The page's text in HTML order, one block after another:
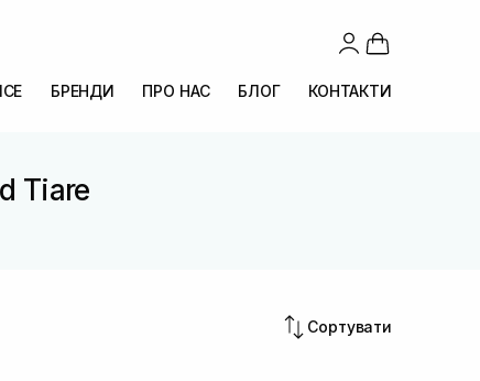
БРЕНДИ ПРО НАС БЛОГ КОНТАКТИ
Tiare
Сортувати